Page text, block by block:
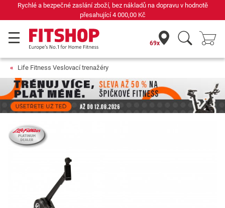
Již 42 let váš odborník na domácí fitness
69x
Life Fitness Veslovací trenažéry